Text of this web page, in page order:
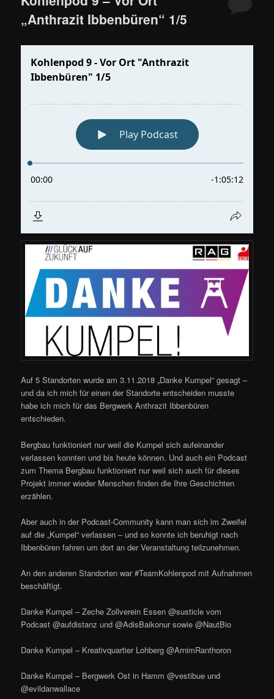
„Anthrazit Ibbenbüren“ 1/5
Auf 5 Standorten wurde am 3.11.2018 „Danke Kumpel“ gesagt –
und da ich mich für einen der Standorte entscheiden musste
habe ich mich für das Bergwerk Anthrazit Ibbenbüren
entschieden.
Bergbau funktioniert nur weil die Kumpel sich aufeinander
verlassen konnten und bis heute können. Und auch ein Podcast
zum Thema Bergbau funktioniert nur weil sich auch für dieses
Projekt immer wieder Menschen finden die Ihre Geschichten
erzählen.
Aber auch in der Podcast-Community kann man sich im Zweifel
auf die „Kumpel“ verlassen – und so konnte ich beruhigt nach
Ibbenbüren fahren um dort an der Veranstaltung teilzunehmen.
An den anderen Standorten war #TeamKohlenpod mit Aufnahmen
beschäftigt.
Danke Kumpel – Zeche Zollverein Essen @susticle vom
Podcast @aufdistanz und @AdisBaikonur sowie @NautBio
Danke Kumpel – Kreativquartier Lohberg @ArnimRanthoron
Danke Kumpel – Bergwerk Ost in Hamm @vestibue und
@evildanwallace